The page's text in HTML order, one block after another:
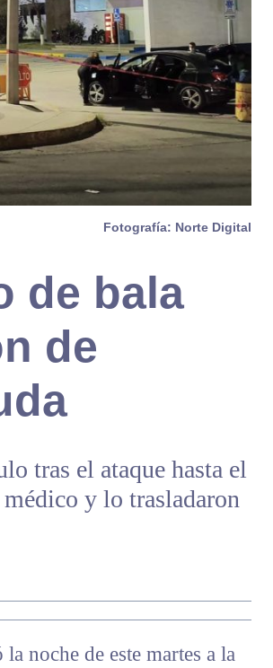
Fotografía: Norte Digital
de bala
de
tras el ataque hasta el
y lo trasladaron
noche de este martes a la